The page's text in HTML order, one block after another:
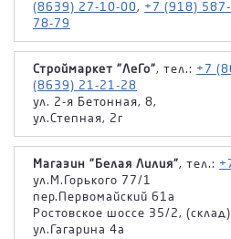
(8639) 27-10-00, +7 (918)
78-79
Строймаркет "ЛеГо", тел.: +7
(8639) 21-21-28
ул. 2-я Бетонная, 8,
ул.Степная, 2г
Магазин "Белая Лилия", тел.:
ул.М.Горького 77/1
пер.Первомайский 61а
Ростовское шоссе 35/2, (склад)
ул.Гагарина 4а